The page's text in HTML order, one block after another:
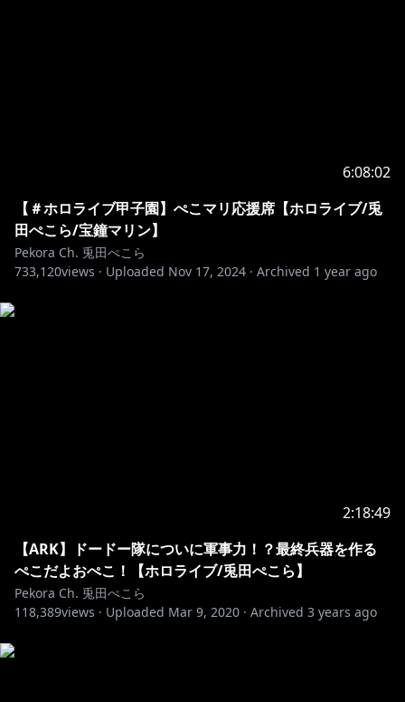
6:08:02
【＃ホロライブ甲子園】ぺこマリ応援席【ホロライブ/兎
田ぺこら/宝鐘マリン】
Pekora Ch. 兎田ぺこら
733,120views · Uploaded Nov 17, 2024 · Archived 1 year ago
2:18:49
【ARK】ドードー隊についに軍事力！？最終兵器を作る
ぺこだよおぺこ！【ホロライブ/兎田ぺこら】
Pekora Ch. 兎田ぺこら
118,389views · Uploaded Mar 9, 2020 · Archived 3 years ago